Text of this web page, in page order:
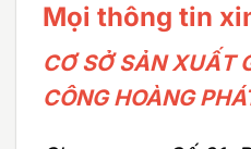
Mọi thông tin
CƠ SỞ SẢN XUẤT
CÔNG HOÀNG